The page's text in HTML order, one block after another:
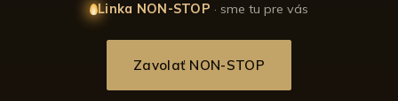
Linka NON-STOP · sme tu pre vás
Zavolať NON-STOP